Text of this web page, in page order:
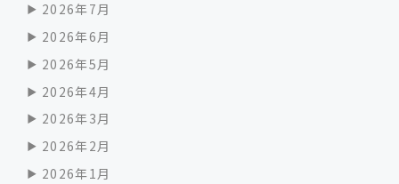
2026年7月
2026年6月
2026年5月
2026年4月
2026年3月
2026年2月
2026年1月